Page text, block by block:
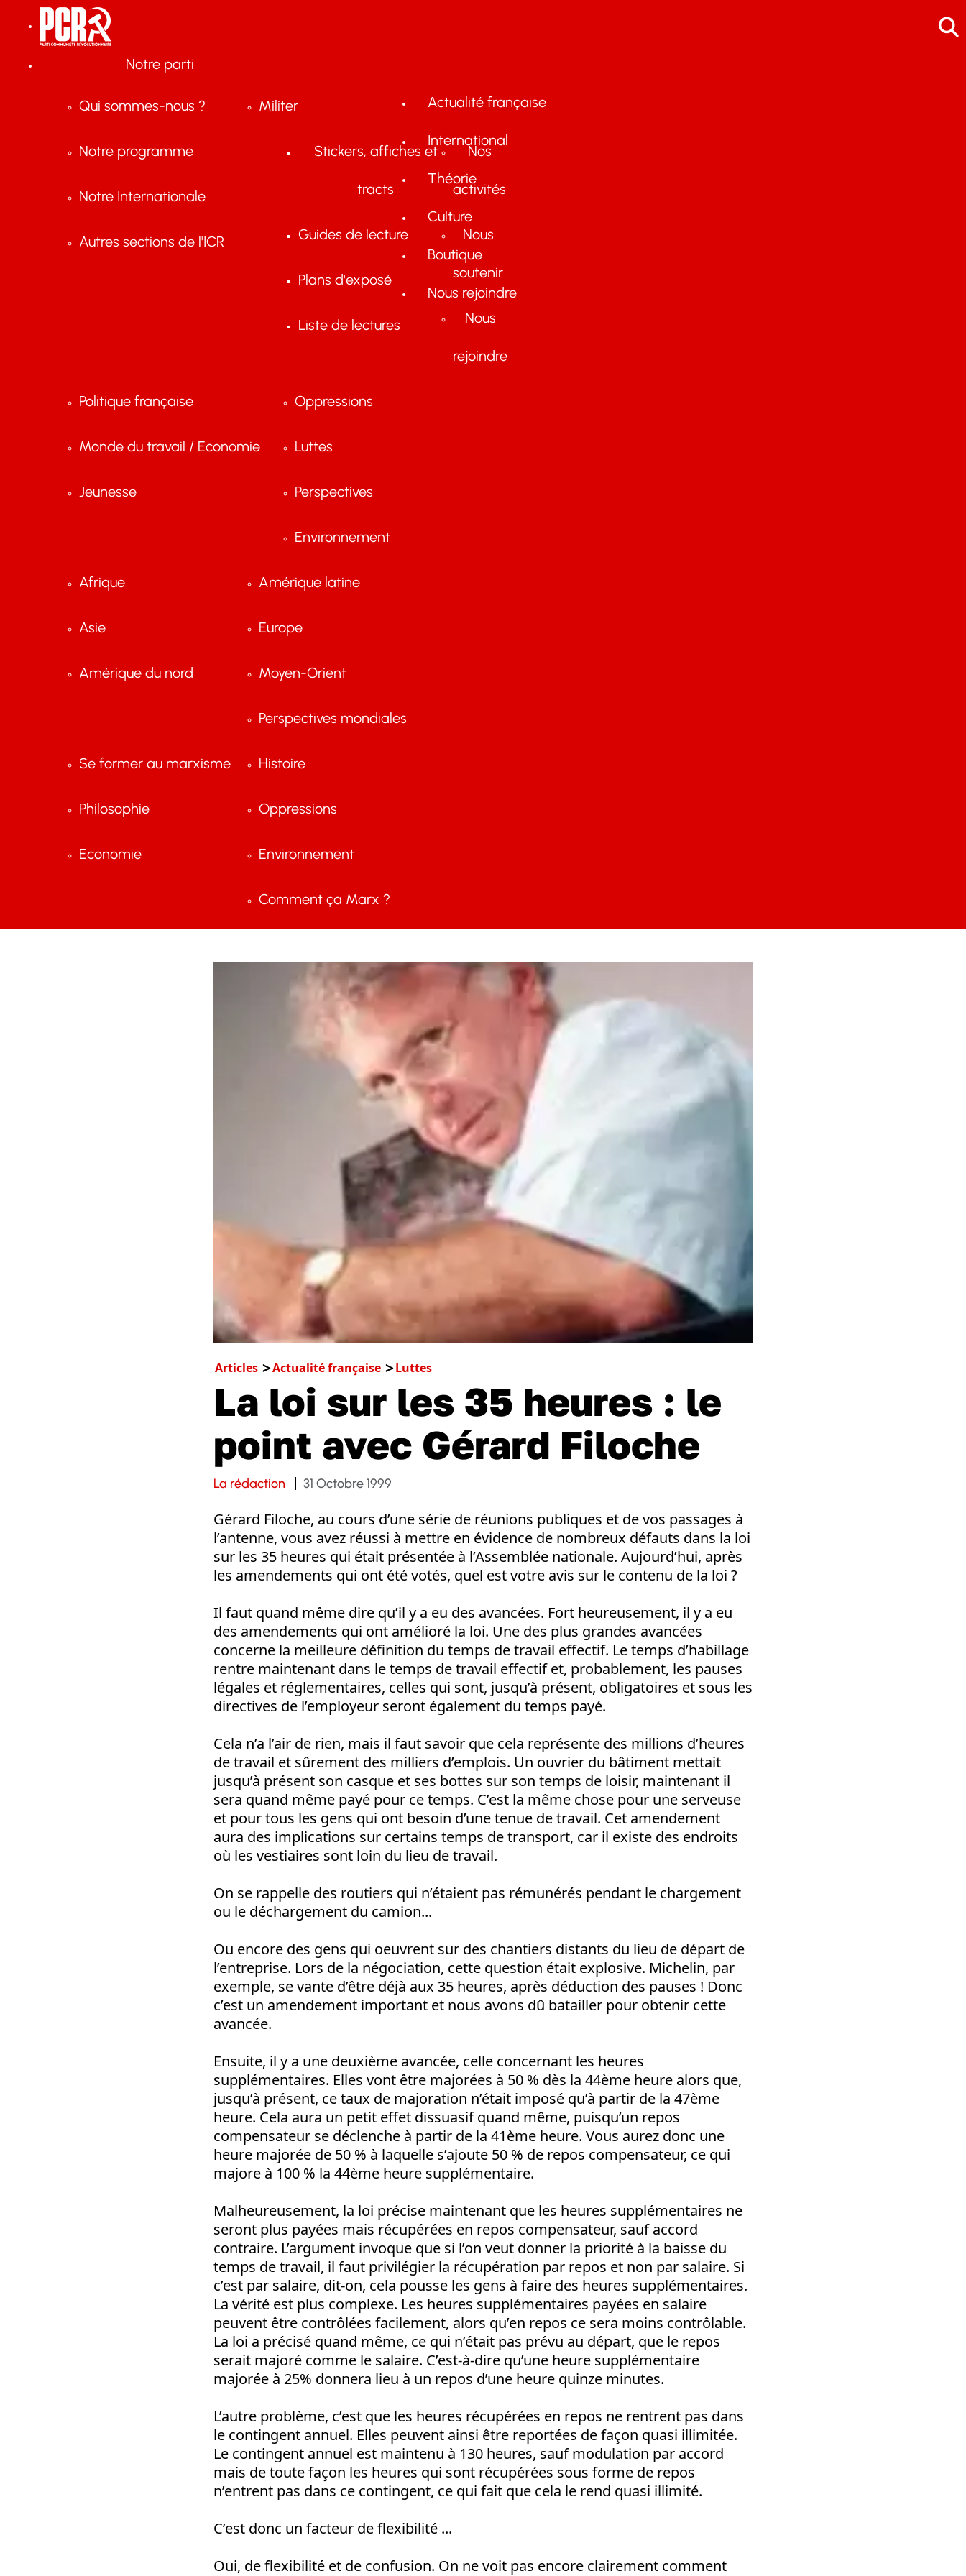
Notre parti
Qui sommes-nous ?
Notre programme
Notre Internationale
Autres sections de l'ICR
Militer
Stickers, affiches et
tracts
Guides de lecture
Plans d'exposé
Liste de lectures
Nos
activités
Nous
soutenir
Nous
rejoindre
Actualité française
Politique française
Monde du travail / Economie
Jeunesse
Oppressions
Luttes
Perspectives
Environnement
International
Afrique
Asie
Amérique du nord
Amérique latine
Europe
Moyen-Orient
Perspectives mondiales
Théorie
Se former au marxisme
Philosophie
Economie
Histoire
Oppressions
Environnement
Comment ça Marx ?
Culture
Boutique
Nous rejoindre
Articles Actualité française Luttes
La loi sur les 35 heures : le
point avec Gérard Filoche
La rédaction 31 Octobre 1999
Gérard Filoche, au cours d’une série de réunions publiques et de vos passages à
l’antenne, vous avez réussi à mettre en évidence de nombreux défauts dans la loi
sur les 35 heures qui était présentée à l’Assemblée nationale. Aujourd’hui, après
les amendements qui ont été votés, quel est votre avis sur le contenu de la loi ?
Il faut quand même dire qu’il y a eu des avancées. Fort heureusement, il y a eu
des amendements qui ont amélioré la loi. Une des plus grandes avancées
concerne la meilleure définition du temps de travail effectif. Le temps d’habillage
rentre maintenant dans le temps de travail effectif et, probablement, les pauses
légales et réglementaires, celles qui sont, jusqu’à présent, obligatoires et sous les
directives de l’employeur seront également du temps payé.
Cela n’a l’air de rien, mais il faut savoir que cela représente des millions d’heures
de travail et sûrement des milliers d’emplois. Un ouvrier du bâtiment mettait
jusqu’à présent son casque et ses bottes sur son temps de loisir, maintenant il
sera quand même payé pour ce temps. C’est la même chose pour une serveuse
et pour tous les gens qui ont besoin d’une tenue de travail. Cet amendement
aura des implications sur certains temps de transport, car il existe des endroits
où les vestiaires sont loin du lieu de travail.
On se rappelle des routiers qui n’étaient pas rémunérés pendant le chargement
ou le déchargement du camion...
Ou encore des gens qui oeuvrent sur des chantiers distants du lieu de départ de
l’entreprise. Lors de la négociation, cette question était explosive. Michelin, par
exemple, se vante d’être déjà aux 35 heures, après déduction des pauses ! Donc
c’est un amendement important et nous avons dû batailler pour obtenir cette
avancée.
Ensuite, il y a une deuxième avancée, celle concernant les heures
supplémentaires. Elles vont être majorées à 50 % dès la 44ème heure alors que,
jusqu’à présent, ce taux de majoration n’était imposé qu’à partir de la 47ème
heure. Cela aura un petit effet dissuasif quand même, puisqu’un repos
compensateur se déclenche à partir de la 41ème heure. Vous aurez donc une
heure majorée de 50 % à laquelle s’ajoute 50 % de repos compensateur, ce qui
majore à 100 % la 44ème heure supplémentaire.
Malheureusement, la loi précise maintenant que les heures supplémentaires ne
seront plus payées mais récupérées en repos compensateur, sauf accord
contraire. L’argument invoque que si l’on veut donner la priorité à la baisse du
temps de travail, il faut privilégier la récupération par repos et non par salaire. Si
c’est par salaire, dit-on, cela pousse les gens à faire des heures supplémentaires.
La vérité est plus complexe. Les heures supplémentaires payées en salaire
peuvent être contrôlées facilement, alors qu’en repos ce sera moins contrôlable.
La loi a précisé quand même, ce qui n’était pas prévu au départ, que le repos
serait majoré comme le salaire. C’est-à-dire qu’une heure supplémentaire
majorée à 25% donnera lieu à un repos d’une heure quinze minutes.
L’autre problème, c’est que les heures récupérées en repos ne rentrent pas dans
le contingent annuel. Elles peuvent ainsi être reportées de façon quasi illimitée.
Le contingent annuel est maintenu à 130 heures, sauf modulation par accord
mais de toute façon les heures qui sont récupérées sous forme de repos
n’entrent pas dans ce contingent, ce qui fait que cela le rend quasi illimité.
C’est donc un facteur de flexibilité ...
Oui, de flexibilité et de confusion. On ne voit pas encore clairement comment